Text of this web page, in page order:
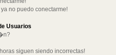
no puedo conectarme!
Usuarios
siguen siendo incorrectas!